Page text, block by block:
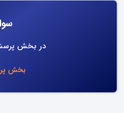
در بخش
بخش